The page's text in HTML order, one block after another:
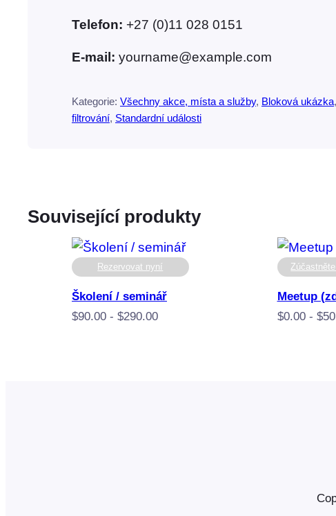
Telefon: +27 (0)11 028 0151
E-mail: yourname@example.com
Kategorie: Všechny akce, místa a služby, Bloková ukázka,
filtrování, Standardní události
Související produkty
Rezervovat nyní
Školení / seminář
$90.00 - $290.00Cenové
Meetup
$0.00 - $